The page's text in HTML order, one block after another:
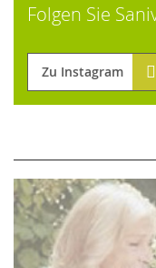
Folgen Sie
Zu Instagram